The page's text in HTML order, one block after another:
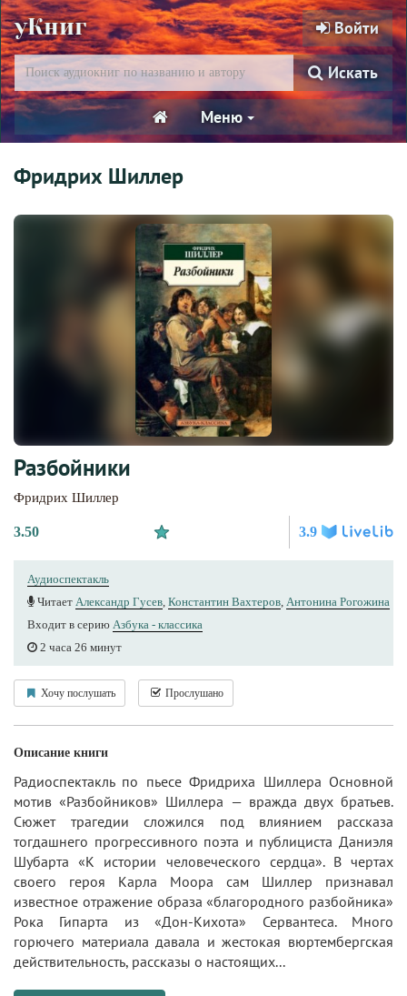
уКниг Войти
Искать
Меню
Фридрих Шиллер
Разбойники
Фридрих Шиллер
3.50 3.9
Аудиоспектакль
Читает Александр Гусев Константин Вахтеров Антонина Рогожина
Входит в серию Азбука - классика
2 часа 26 минут
Хочу послушать Прослушано
Описание книги
Радиоспектакль по пьесе Фридриха Шиллера Основной
мотив «Разбойников» Шиллера — вражда двух братьев.
Сюжет трагедии сложился под влиянием рассказа
тогдашнего прогрессивного поэта и публициста Даниэля
Шубарта «К истории человеческого сердца». В чертах
своего героя Карла Моора сам Шиллер признавал
известное отражение образа «благородного разбойника»
Рока Гипарта из «Дон-Кихота» Сервантеса. Много
горючего материала давала и жестокая вюртембергская
действительность, рассказы о настоящих...